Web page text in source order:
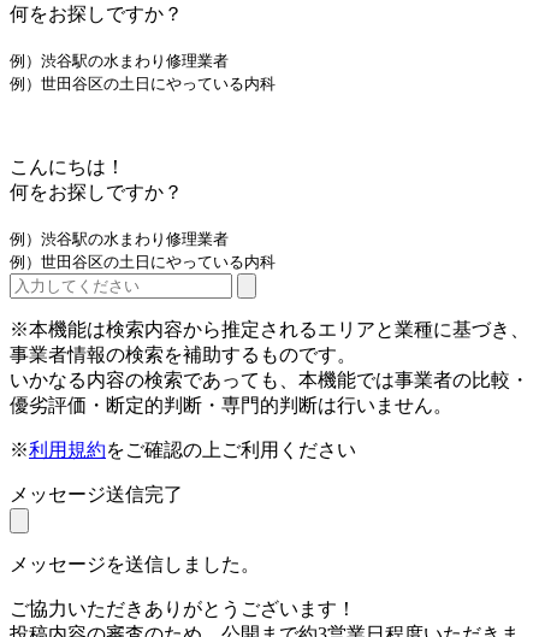
何をお探しですか？
例）渋谷駅の水まわり修理業者
例）世田谷区の土日にやっている内科
こんにちは！
何をお探しですか？
例）渋谷駅の水まわり修理業者
例）世田谷区の土日にやっている内科
※本機能は検索内容から推定されるエリアと業種に基づき、
事業者情報の検索を補助するものです。
いかなる内容の検索であっても、本機能では事業者の比較・
優劣評価・断定的判断・専門的判断は行いません。
※利用規約をご確認の上ご利用ください
メッセージ送信完了
メッセージを送信しました。
ご協力いただきありがとうございます！